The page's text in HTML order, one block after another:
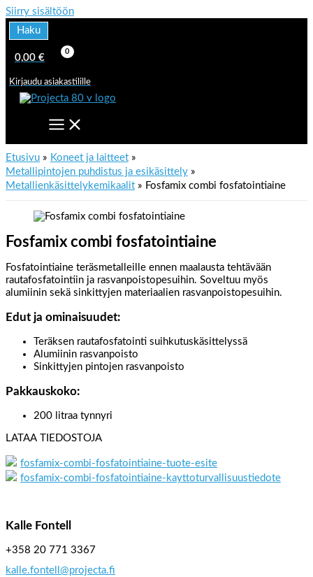
Siirry sisältöön
Haku
0,00 €
Kirjaudu asiakastilille
Etusivu
Koneet ja laitteet
Metallipintojen puhdistus ja esikäsittely
Metallienkäsittelykemikaalit
Fosfamix combi fosfatointiaine
Fosfamix combi fosfatointiaine
Fosfatointiaine teräsmetalleille ennen maalausta tehtävään
rautafosfatointiin ja rasvanpoistopesuihin. Soveltuu myös
alumiinin sekä sinkittyjen materiaalien rasvanpoistopesuihin.
Edut ja ominaisuudet:
Teräksen rautafosfatointi suihkutuskäsittelyssä
Alumiinin rasvanpoisto
Sinkittyjen pintojen rasvanpoisto
Pakkauskoko:
200 litraa tynnyri
LATAA TIEDOSTOJA
fosfamix-combi-fosfatointiaine-tuote-esite
fosfamix-combi-fosfatointiaine-kayttoturvallisuustiedote
Kalle Fontell
+358 20 771 3367
kalle.fontell@projecta.fi